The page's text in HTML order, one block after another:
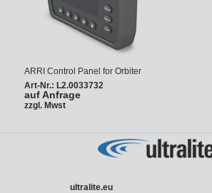
ARRI Control Panel for Orbiter
Art-Nr.: L2.0033732
auf Anfrage
zzgl. Mwst
ultralite.eu